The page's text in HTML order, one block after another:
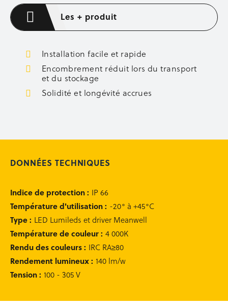
Boulons et écrous
Barrettes d’about de voiles
Lisses et sous-lisses
Entretien des banches
Occasion coffrage
ÉQUIPEMENT CHANTIER
Occasion sécurité
Occasion coffrage
Occasion stockage
Occasion bennes
Occasion équipement
Rachat de votre matériel
Recherche
de
Les + produit
Installation facile et rapide
Encombrement réduit lors du transport
et du stockage
Solidité et longévité accrues
DONNÉES TECHNIQUES
Indice de protection: IP 66
Température d'utilisation: -20° à +45°C
Type: LED Lumileds et driver Meanwell
Température de couleur: 4 000K
Rendu des couleurs: IRC RA≥80
Rendement lumineux: 140 lm/w
Tension: 100 - 305 V